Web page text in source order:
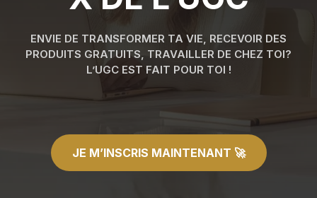
ENVIE DE TRANSFORMER TA VIE, RECEVOIR DES
PRODUITS GRATUITS, TRAVAILLER DE CHEZ TOI?
L’UGC EST FAIT POUR TOI !
JE M’INSCRIS MAINTENANT 🚀